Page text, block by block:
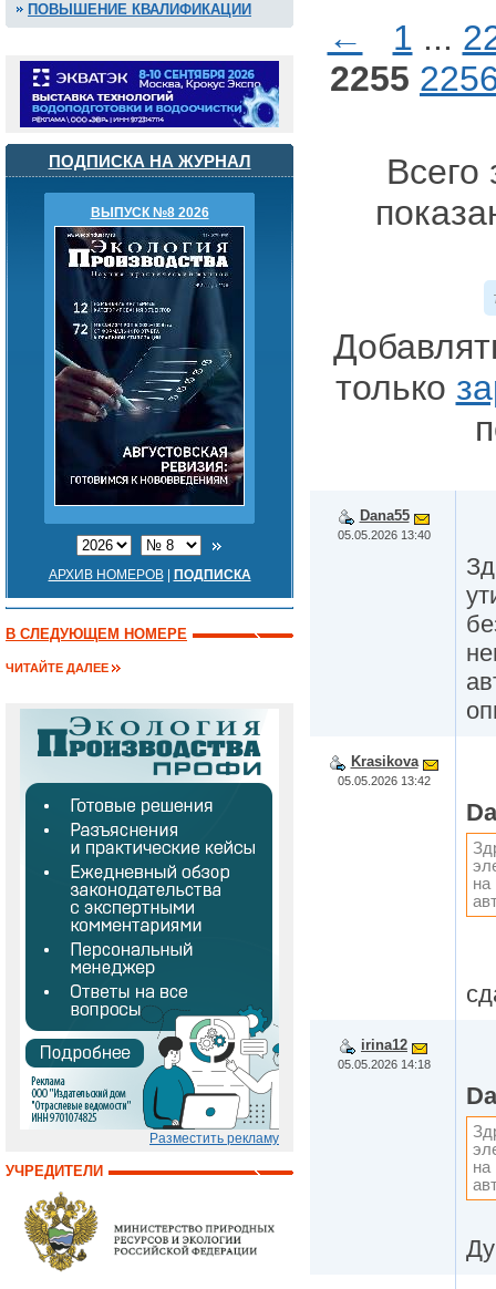
ПОВЫШЕНИЕ КВАЛИФИКАЦИИ
ПОДПИСКА НА ЖУРНАЛ
ВЫПУСК №8 2026
АРХИВ НОМЕРОВ| ПОДПИСКА
В СЛЕДУЮЩЕМ НОМЕРЕ
ЧИТАЙТЕ ДАЛЕЕ
Разместить рекламу
УЧРЕДИТЕЛИ
← 1 ...
2255
Всего
только
Dana55
05.05.2026 13:40
Krasikova
05.05.2026 13:42
на
irina12
05.05.2026 14:18
на